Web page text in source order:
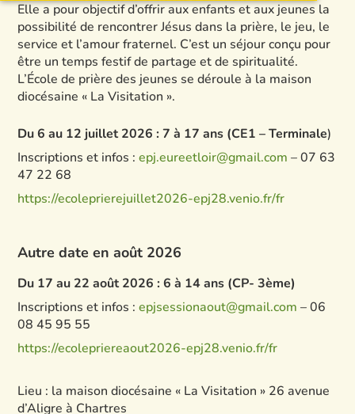
Elle a pour objectif d’offrir aux enfants et aux jeunes la
possibilité de rencontrer Jésus dans la prière, le jeu, le
service et l’amour fraternel. C’est un séjour conçu pour
être un temps festif de partage et de spiritualité.
L’École de prière des jeunes se déroule à la maison
diocésaine « La Visitation ».
Du 6 au 12 juillet 2026 : 7 à 17 ans (CE1 – Terminale)
Inscriptions et infos :epj.eureetloir@gmail.com – 07 63
47 22 68
https://ecoleprierejuillet2026-epj28.venio.fr/fr
Autre date en août 2026
Du 17 au 22 août 2026 : 6 à 14 ans (CP- 3ème)
Inscriptions et infos :epjsessionaout@gmail.com – 06
08 45 95 55
https://ecolepriereaout2026-epj28.venio.fr/fr
Lieu : la maison diocésaine « La Visitation » 26 avenue
d’Aligre à Chartres